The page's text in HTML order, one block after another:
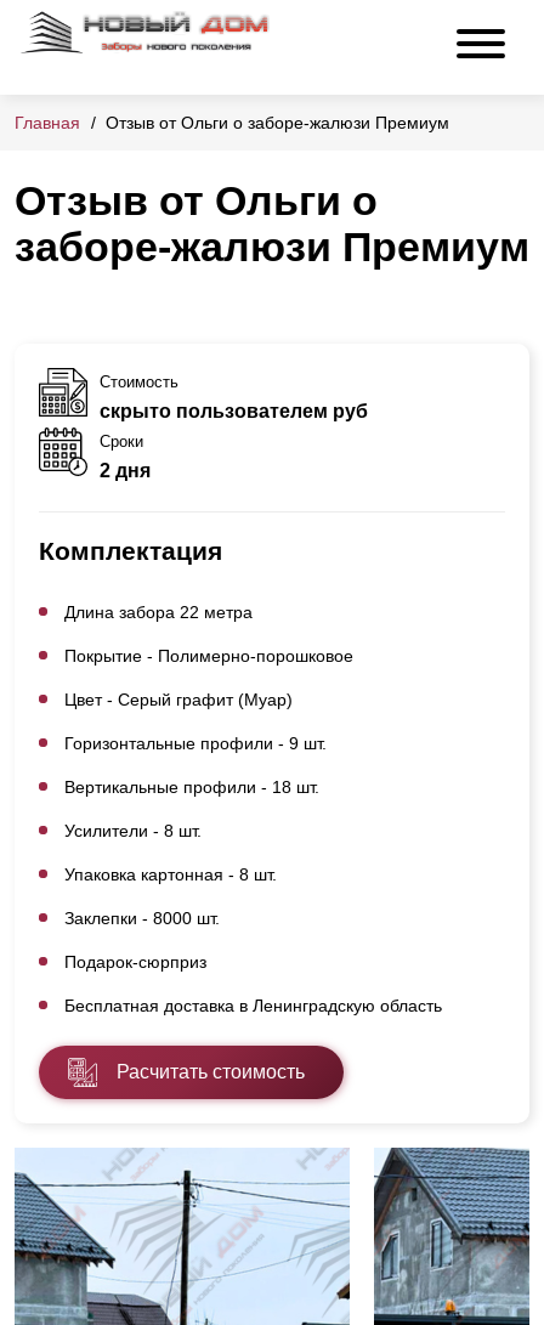
Главная Отзыв от Ольги о заборе-жалюзи Премиум
Отзыв от Ольги о
заборе-жалюзи Премиум
Стоимость
скрыто пользователем руб
Сроки
2 дня
Комплектация
Длина забора 22 метра
Покрытие - Полимерно-порошковое
Цвет - Серый графит (Муар)
Горизонтальные профили - 9 шт.
Вертикальные профили - 18 шт.
Усилители - 8 шт.
Упаковка картонная - 8 шт.
Заклепки - 8000 шт.
Подарок-сюрприз
Бесплатная доставка в Ленинградскую область
Расчитать стоимость